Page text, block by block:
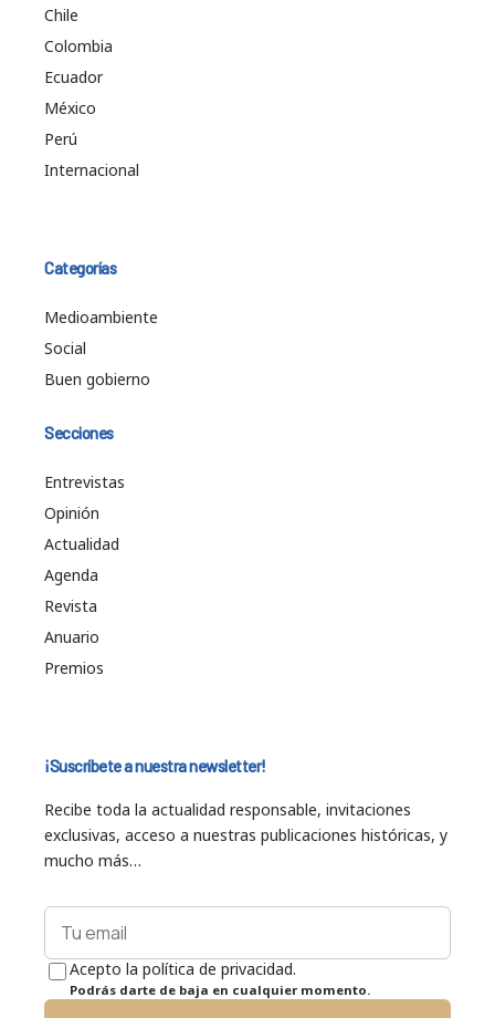
Chile
Colombia
Ecuador
México
Perú
Internacional
Categorías
Medioambiente
Social
Buen gobierno
Secciones
Entrevistas
Opinión
Actualidad
Agenda
Revista
Anuario
Premios
¡Suscríbete a nuestra newsletter!
Recibe toda la actualidad responsable, invitaciones
exclusivas, acceso a nuestras publicaciones históricas, y
mucho más…
Acepto la política de privacidad.
Podrás darte de baja en cualquier momento.